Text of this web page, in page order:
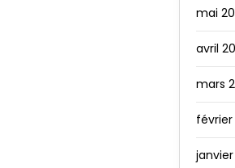
mai
avril
mars
février